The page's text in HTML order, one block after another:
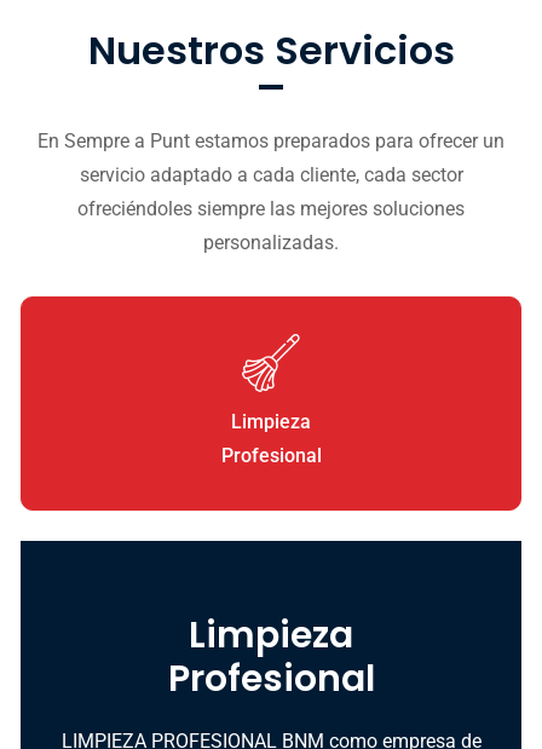
Nuestros Servicios
En Sempre a Punt estamos preparados para ofrecer un
servicio adaptado a cada cliente, cada sector
ofreciéndoles siempre las mejores soluciones
personalizadas.
Limpieza
Profesional
Limpieza
Profesional
LIMPIEZA PROFESIONAL BNM como empresa de